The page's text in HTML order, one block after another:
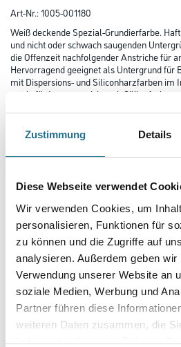
Zustimmung Details
Diese Webseite verwendet
Wir verwenden Cookies, um
personalisieren, Funktionen für
zu können und die Zugriffe auf
analysieren. Außerdem geben
Verwendung unserer Website an
soziale Medien, Werbung und
Partner führen diese
weiteren Daten zusammen, die
haben oder die sie im Rahmen
Art-Nr.:1005-001180
Weiß deckende Spezial-Grundierfarbe.
und nicht oder schwach saugenden
die Offenzeit nachfolgender Anstriche für
Hervorragend geeignet als Untergrund für
mit Dispersions- und Siliconharzfarben im
sowie für Innenanstriche mit Silikatfarben.
Gebinde
Umrechnungsfaktoren